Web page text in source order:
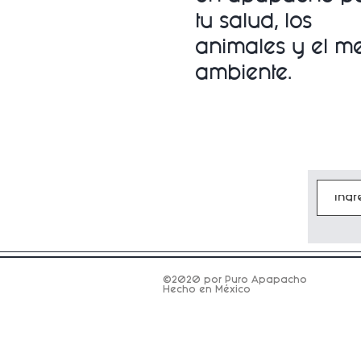
tu salud, los
animales y el
ambiente.
©2020 por Puro Apapacho
Hecho en México